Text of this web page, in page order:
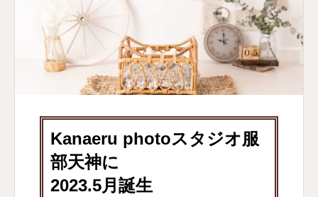
Kanaeru photoスタジオ服
部天神に
2023.5月誕生